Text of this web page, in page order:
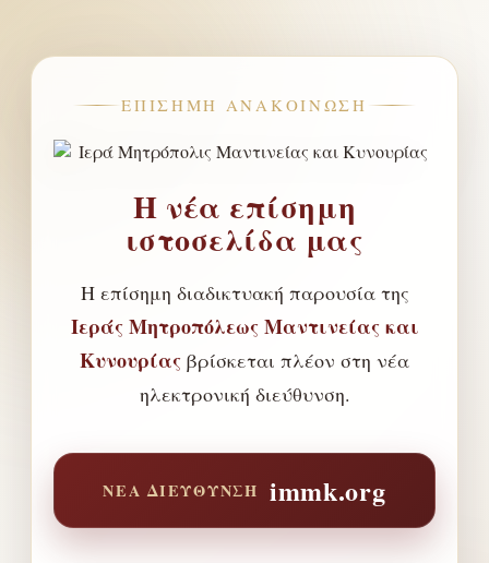
ΕΠΊΣΗΜΗ ΑΝΑΚΟΊΝΩΣΗ
Η νέα επίσημη
ιστοσελίδα μας
Η επίσημη διαδικτυακή παρουσία της
Ιεράς Μητροπόλεως Μαντινείας και
Κυνουρίας βρίσκεται πλέον στη νέα
ηλεκτρονική διεύθυνση.
ΝΈΑ ΔΙΕΎΘΥΝΣΗ immk.org